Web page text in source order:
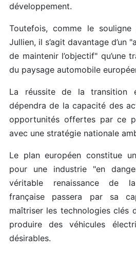
développement.
Toutefois, comme le souligne
Jullien, il s’agit davantage d’un
de maintenir l’objectif" qu’une
du paysage automobile
La réussite de la transition
dépendra de la capacité des
opportunités offertes par ce
avec une stratégie nationale
Le plan européen constitue
pour une industrie "en
véritable renaissance de
française passera par sa
maîtriser les technologies clés
produire des véhicules
désirables.